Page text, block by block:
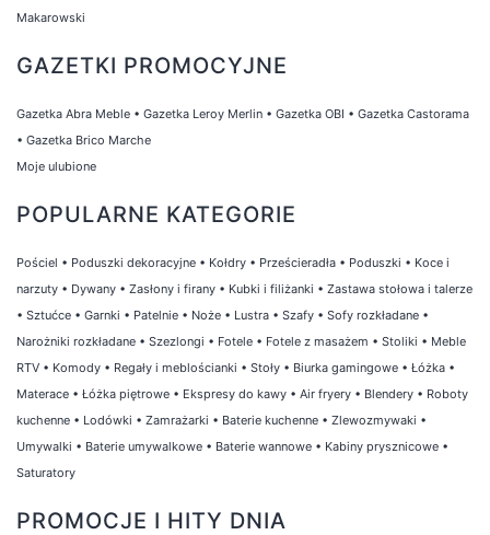
Makarowski
GAZETKI PROMOCYJNE
Gazetka Abra Meble • Gazetka Leroy Merlin • Gazetka OBI • Gazetka Castorama
• Gazetka Brico Marche
Moje ulubione
POPULARNE KATEGORIE
Pościel • Poduszki dekoracyjne • Kołdry • Prześcieradła • Poduszki • Koce i
narzuty • Dywany • Zasłony i firany • Kubki i filiżanki • Zastawa stołowa i talerze
• Sztućce • Garnki • Patelnie • Noże • Lustra • Szafy • Sofy rozkładane •
Narożniki rozkładane • Szezlongi • Fotele • Fotele z masażem • Stoliki • Meble
RTV • Komody • Regały i meblościanki • Stoły • Biurka gamingowe • Łóżka •
Materace • Łóżka piętrowe • Ekspresy do kawy • Air fryery • Blendery • Roboty
kuchenne • Lodówki • Zamrażarki • Baterie kuchenne • Zlewozmywaki •
Umywalki • Baterie umywalkowe • Baterie wannowe • Kabiny prysznicowe •
Saturatory
PROMOCJE I HITY DNIA